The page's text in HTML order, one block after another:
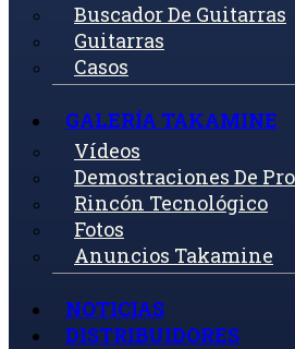
Buscador De Guitarras
Guitarras
Casos
GALERÍA TAKAMINE
Vídeos
Demostraciones De
Rincón Tecnológico
Fotos
Anuncios Takamine
NOTICIAS
DISTRIBUIDORES